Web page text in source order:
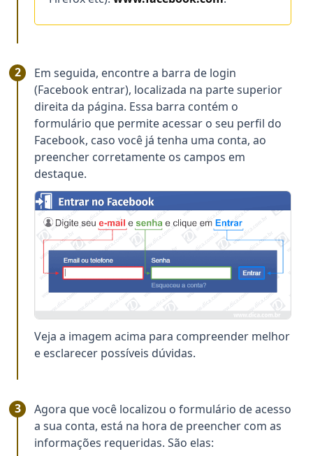
Em seguida, encontre a barra de login
(Facebook entrar), localizada na parte superior
direita da página. Essa barra contém o
formulário que permite acessar o seu perfil do
Facebook, caso você já tenha uma conta, ao
preencher corretamente os campos em
destaque.
Veja a imagem acima para compreender melhor
e esclarecer possíveis dúvidas.
Agora que você localizou o formulário de acesso
a sua conta, está na hora de preencher com as
informações requeridas. São elas: